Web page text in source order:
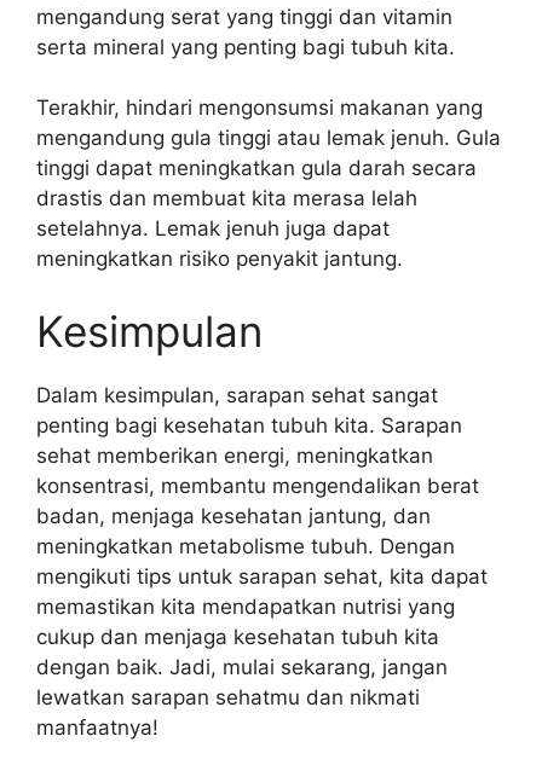
mengandung serat yang tinggi dan vitamin
serta mineral yang penting bagi tubuh kita.
Terakhir, hindari mengonsumsi makanan yang
mengandung gula tinggi atau lemak jenuh. Gula
tinggi dapat meningkatkan gula darah secara
drastis dan membuat kita merasa lelah
setelahnya. Lemak jenuh juga dapat
meningkatkan risiko penyakit jantung.
Kesimpulan
Dalam kesimpulan, sarapan sehat sangat
penting bagi kesehatan tubuh kita. Sarapan
sehat memberikan energi, meningkatkan
konsentrasi, membantu mengendalikan berat
badan, menjaga kesehatan jantung, dan
meningkatkan metabolisme tubuh. Dengan
mengikuti tips untuk sarapan sehat, kita dapat
memastikan kita mendapatkan nutrisi yang
cukup dan menjaga kesehatan tubuh kita
dengan baik. Jadi, mulai sekarang, jangan
lewatkan sarapan sehatmu dan nikmati
manfaatnya!